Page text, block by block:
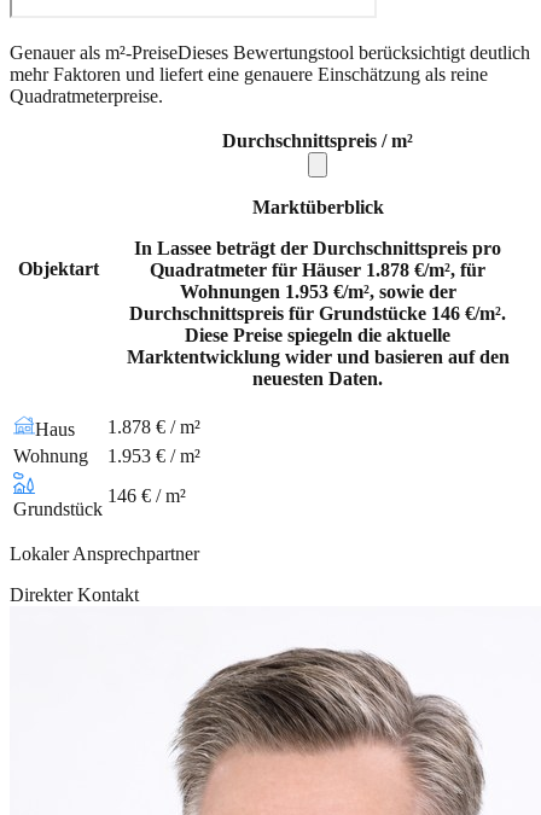
Genauer als m²-PreiseDieses Bewertungstool berücksichtigt deutlich
mehr Faktoren und liefert eine genauere Einschätzung als reine
Quadratmeterpreise.
Objektart
Durchschnittspreis / m²
Marktüberblick
In Lassee beträgt der Durchschnittspreis pro
Quadratmeter für Häuser 1.878 €/m², für
Wohnungen 1.953 €/m², sowie der
Durchschnittspreis für Grundstücke 146 €/m².
Diese Preise spiegeln die aktuelle
Marktentwicklung wider und basieren auf den
neuesten Daten.
Haus
1.878 € / m²
Wohnung
1.953 € / m²
Grundstück
146 € / m²
Lokaler Ansprechpartner
Direkter Kontakt